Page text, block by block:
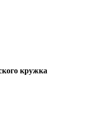
кружка